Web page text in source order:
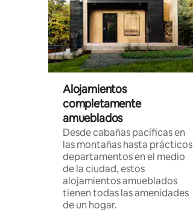
Alojamientos
completamente
amueblados
Desde cabañas pacíficas en
las montañas hasta prácticos
departamentos en el medio
de la ciudad, estos
alojamientos amueblados
tienen todas las amenidades
de un hogar.